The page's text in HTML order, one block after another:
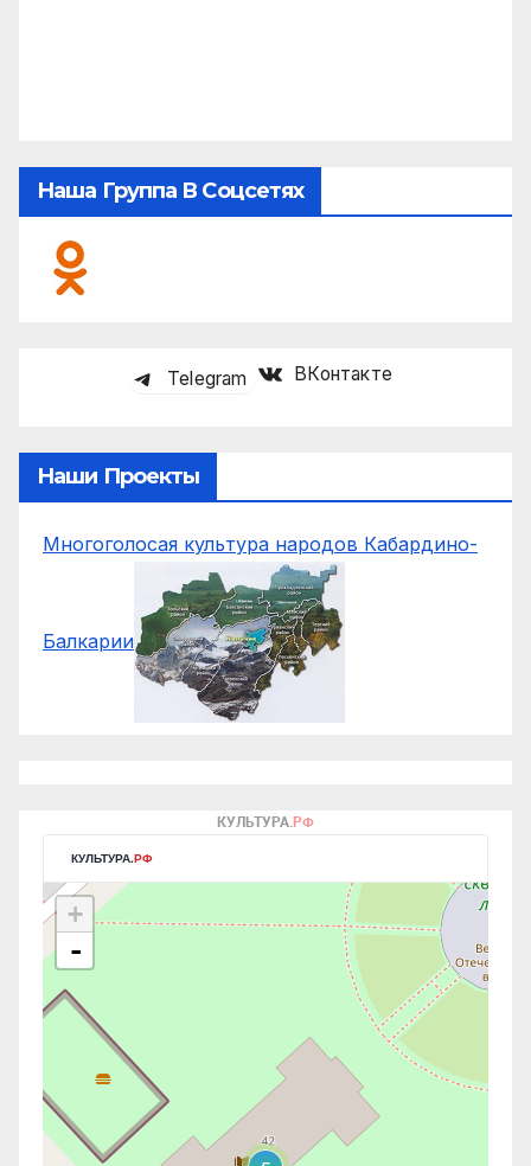
Наша Группа В Соцсетях
Telegram ВКонтакте
Наши Проекты
Многоголосая культура народов Кабардино-
Балкарии